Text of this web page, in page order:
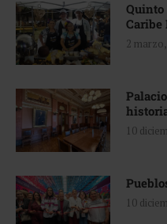
Quinto
2
10
10